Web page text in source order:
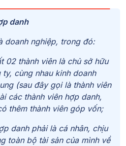
danh
doanh nghiệp, trong đó:
02 thành viên là chủ sở hữu
cùng nhau kinh doanh
(sau đây gọi là thành viên
các thành viên hợp danh,
thêm thành viên góp vốn;
danh phải là cá nhân, chịu
toàn bộ tài sản của mình về